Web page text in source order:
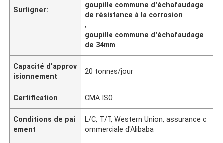
Surligner:
goupille commune d'échafaudage
de résistance à la corrosion
,
goupille commune d'échafaudage
de 34mm
Capacité d'approv
isionnement
20 tonnes/jour
Certification CMA ISO
Conditions de pai
ement
L/C, T/T, Western Union, assurance c
ommerciale d'Alibaba